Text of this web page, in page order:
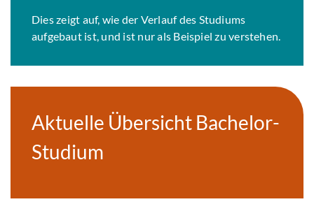
Dies zeigt auf, wie der Verlauf des Studiums
aufgebaut ist, und ist nur als Beispiel zu verstehen.
Aktuelle Übersicht Bachelor-
Studium